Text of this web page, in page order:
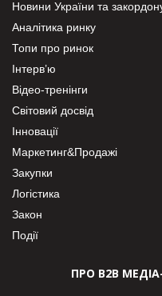
Новини України та
Аналітика ринку
Топи про ринок
Інтерв’ю
Відео-тренінги
Світовий досвід
Інновації
Маркетинг&Продажі
Закупки
Логістика
Закон
Події
ПРО В2В МЕДІА-